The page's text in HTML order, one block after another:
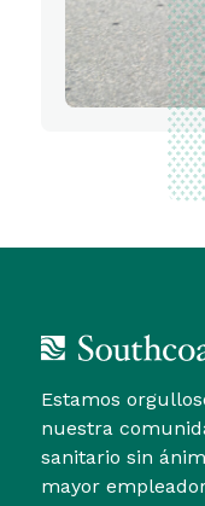
Estamos
nuestra
sanitario sin
mayor